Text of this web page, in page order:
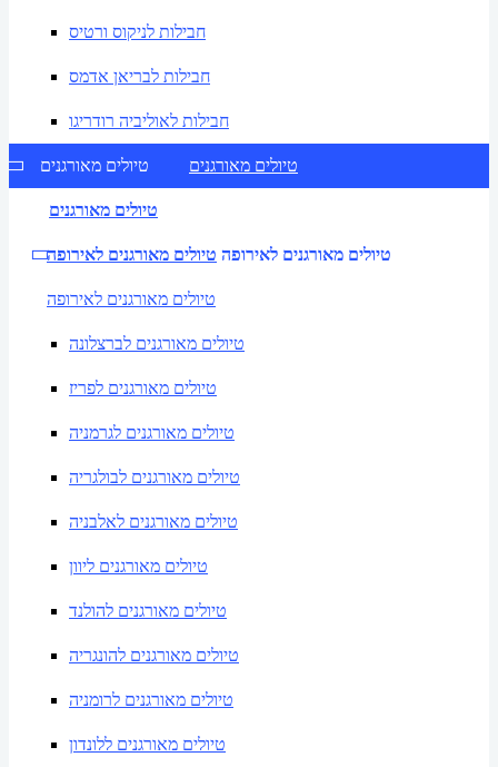
חבילות לניקוס ורטיס
חבילות לבריאן אדמס
חבילות לאוליביה רודריגו
טיולים מאורגנים טיולים מאורגנים
טיולים מאורגנים
טיולים מאורגנים לאירופה טיולים מאורגנים לאירופה
טיולים מאורגנים לאירופה
טיולים מאורגנים לברצלונה
טיולים מאורגנים לפריז
טיולים מאורגנים לגרמניה
טיולים מאורגנים לבולגריה
טיולים מאורגנים לאלבניה
טיולים מאורגנים ליוון
טיולים מאורגנים להולנד
טיולים מאורגנים להונגריה
טיולים מאורגנים לרומניה
טיולים מאורגנים ללונדון